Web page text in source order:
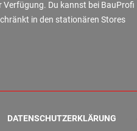
Du kannst bei BauProfi
in den stationären Stores
DATENSCHUTZERKLÄRUNG